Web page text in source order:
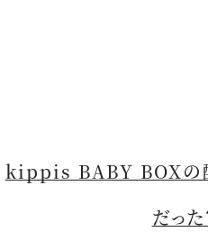
kippis BABY BOXの
だった